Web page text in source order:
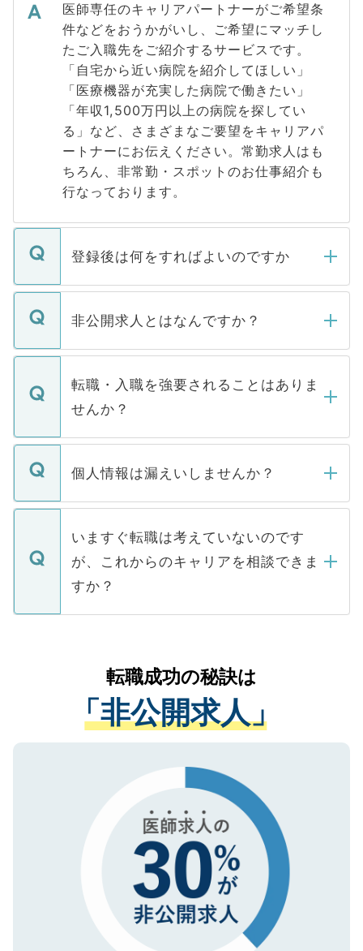
医師専任のキャリアパートナーがご希望条
件などをおうかがいし、ご希望にマッチし
たご入職先をご紹介するサービスです。
「自宅から近い病院を紹介してほしい」
「医療機器が充実した病院で働きたい」
「年収1,500万円以上の病院を探してい
る」など、さまざまなご要望をキャリアパ
ートナーにお伝えください。常勤求人はも
ちろん、非常勤・スポットのお仕事紹介も
行なっております。
登録後は何をすればよいのですか
ご登録いただきましたら、弊社担当者がご
登録内容を確認し、その後メールもしくは
ます。通常、5営業日以内にはご連絡をせて
いただきますので、しばらくお待ちくださ
非公開求人とはなんですか？
マイナビDOCTORで取り扱っている求人の
うち約3割は、Webサイトからご覧いただ
けない「非公開求人」です。非公開求人は
下記の理由によって、一般には公開してい
ません。
■応募殺到を避けるため 人気のある医療機
関を公にしてしまうと、応募が殺到する場
に、医療機関が求める条件に合った人材の
みを人材紹介会社に依頼するケースが増え
ています。
転職・入職を強要されることはありま
せんか？
転職・入職を強要することは一切ありませ
ん。また、仮に応募先から内定をいただい
定を承諾する必要はありません。内定先へ
の辞退の連絡はキャリアパートナーが行い
個人情報は漏えいしませんか？
個人情報が漏えいすることはありませんの
で、ご安心ください。当サイトからの登録
などで収集したご登録者様の個人情報は、
ご本人のキャリアアップおよび転職活動の
支援を目的に使用いたします。お預かりし
ているすべての個人データはご本人の許可
は、個人情報の取り扱いについての厳密な
管理基準を満たした事業者のみに付与され
る、プライバシーマークを取得済みです。
で、機密保持に関してもご安心ください。
いますぐ転職は考えていないのです
が、これからのキャリアを相談できま
すか？
かがいして、現在の医療機関の状況や紹介
経験をまじえながら、適切なアドバイスを
させていただきます。すぐにご転職をされ
ない方には、長期的なサポートが可能です
ので、まずはご登録ください。
転職成功の秘訣は
「非公開求人」